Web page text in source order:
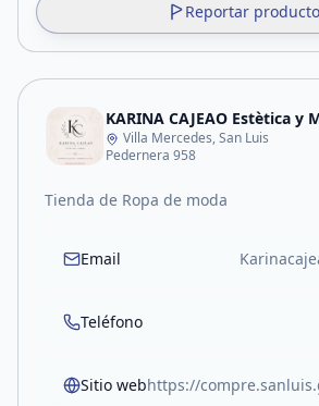
Reportar producto
KARINA CAJEAO Estètica y
Villa Mercedes, San Luis
Pedernera 958
Tienda de Ropa de moda
Email
Teléfono
Sitio web